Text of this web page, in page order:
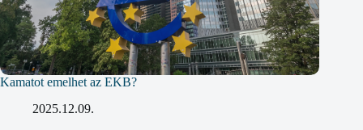
Kamatot emelhet az EKB?
2025.12.09.